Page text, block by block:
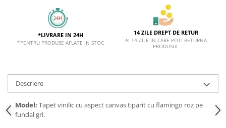
*LIVRARE IN 24H
*PENTRU PRODUSE AFLATE IN STOC
14 ZILE DREPT DE RETUR
AI 14 ZILE IN CARE POTI RETURNA
PRODUSUL
Descriere
Model: Tapet vinilic cu aspect canvas tiparit cu flamingo roz pe
fundal gri.